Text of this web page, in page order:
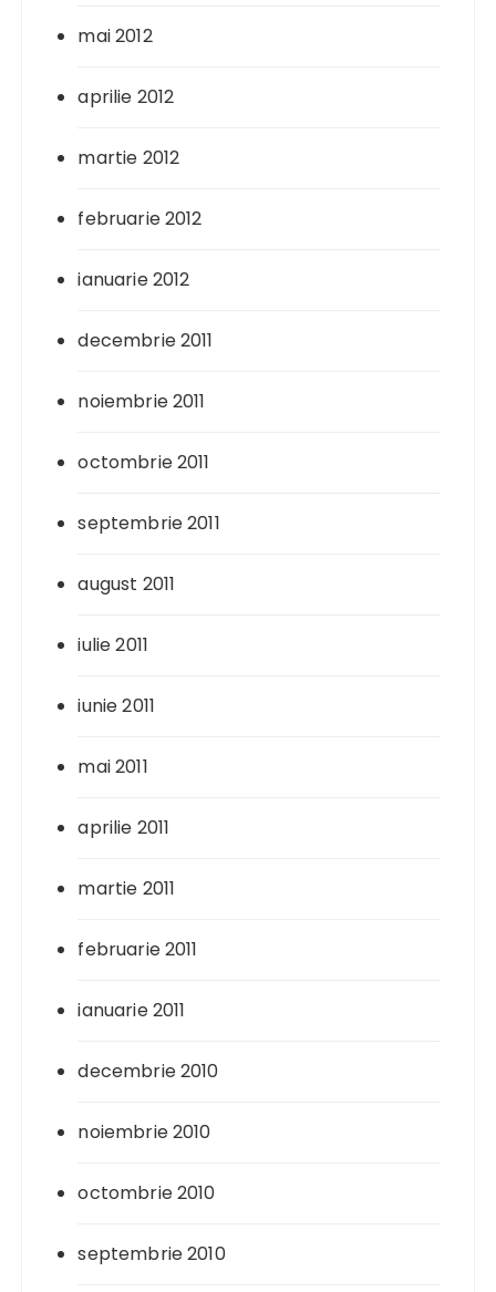
mai 2012
aprilie 2012
martie 2012
februarie 2012
ianuarie 2012
decembrie 2011
noiembrie 2011
octombrie 2011
septembrie 2011
august 2011
iulie 2011
iunie 2011
mai 2011
aprilie 2011
martie 2011
februarie 2011
ianuarie 2011
decembrie 2010
noiembrie 2010
octombrie 2010
septembrie 2010